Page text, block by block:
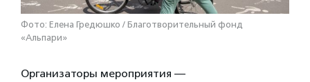
Фото: Елена Гредюшко / Благотворительный фонд
«Альпари»
Организаторы мероприятия —